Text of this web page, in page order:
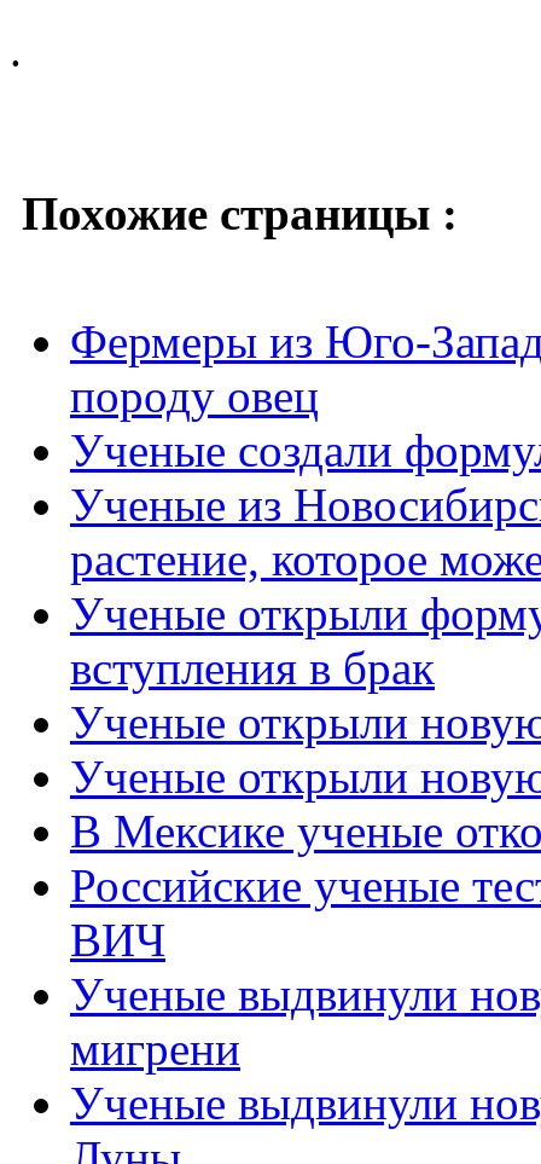
.
Похожие страницы :
Фермеры из Юго-
породу овец
Ученые создали
Ученые из
растение, которое
Ученые открыли
вступления в брак
Ученые открыли
Ученые открыли
В Мексике ученые
Российские ученые
ВИЧ
Ученые выдвинули
мигрени
Ученые выдвинули